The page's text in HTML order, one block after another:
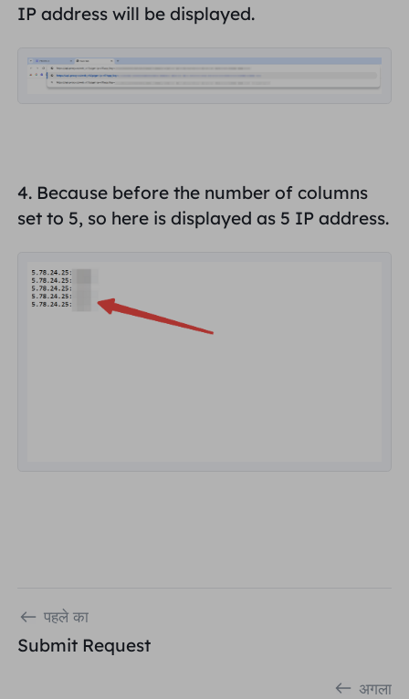
IP address will be displayed.
4. Because before the number of columns
set to 5, so here is displayed as 5 IP address.
पहले का
Submit Request
अगला